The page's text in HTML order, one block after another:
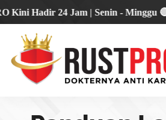
Hadir 24 Jam | Senin - Minggu 🔴